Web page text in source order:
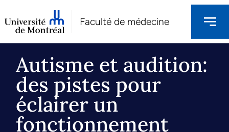
Faculté de médecine
Autisme et audition:
des pistes pour
éclairer un
fonctionnement